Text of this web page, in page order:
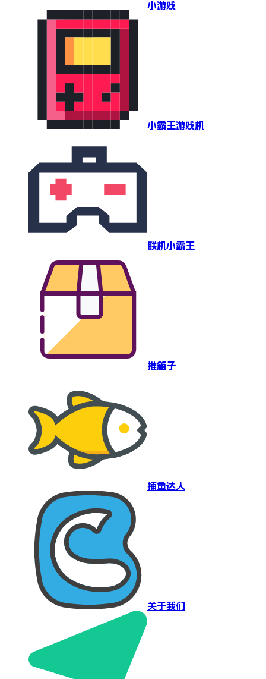
小游戏
小霸王游戏机
联机小霸王
推箱子
捕鱼达人
关于我们